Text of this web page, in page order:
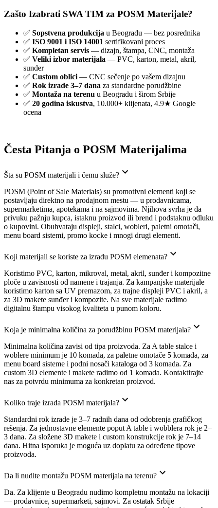
Zašto Izabrati SWA TIM za POSM Materijale?
✅ Sopstvena produkcija u Beogradu — bez posrednika
✅ ISO 9001 i ISO 14001 sertifikovani proces
✅ Kompletan servis — dizajn, štampa, CNC, montaža
✅ Veliki izbor materijala — PVC, karton, metal, akril,
sunđer
✅ Custom oblici — CNC sečenje po vašem dizajnu
✅ Rok izrade 3–7 dana za standardne porudžbine
✅ Montaža na terenu u Beogradu i širom Srbije
✅ 20 godina iskustva, 10.000+ klijenata, 4.9★ Google
ocena
Česta Pitanja o POSM Materijalima
Šta su POSM materijali i čemu služe?
POSM (Point of Sale Materials) su promotivni elementi koji se
postavljaju direktno na prodajnom mestu — u prodavnicama,
supermarketima, apotekama i na sajmovima. Njihova svrha je da
privuku pažnju kupca, istaknu proizvod ili brend i podstaknu odluku
o kupovini. Obuhvataju displeji, stalci, wobleri, paletni omotači,
menu board sistemi, promo kocke i mnogi drugi elementi.
Koji materijali se koriste za izradu POSM elemenata?
Koristimo PVC, karton, mikroval, metal, akril, sunđer i kompozitne
ploče u zavisnosti od namene i trajanja. Za kampanjske materijale
koristimo karton sa UV premazom, za trajne displeji PVC i akril, a
za 3D makete sunđer i kompozite. Na sve materijale radimo
digitalnu štampu visokog kvaliteta u punom koloru.
Koja je minimalna količina za porudžbinu POSM materijala?
Minimalna količina zavisi od tipa proizvoda. Za A table stalce i
woblere minimum je 10 komada, za paletne omotače 5 komada, za
menu board sisteme i podni nosači kataloga od 3 komada. Za
custom 3D elemente i makete radimo od 1 komada. Kontaktirajte
nas za potvrdu minimuma za konkretan proizvod.
Koliko traje izrada POSM materijala?
Standardni rok izrade je 3–7 radnih dana od odobrenja grafičkog
rešenja. Za jednostavne elemente poput A table i wobblera rok je 2–
3 dana. Za složene 3D makete i custom konstrukcije rok je 7–14
dana. Hitna isporuka je moguća uz doplatu za određene tipove
proizvoda.
Da li nudite montažu POSM materijala na terenu?
Da. Za klijente u Beogradu nudimo kompletnu montažu na lokaciji
— prodavnice, supermarketi, sajmovi. Za ostatak Srbije